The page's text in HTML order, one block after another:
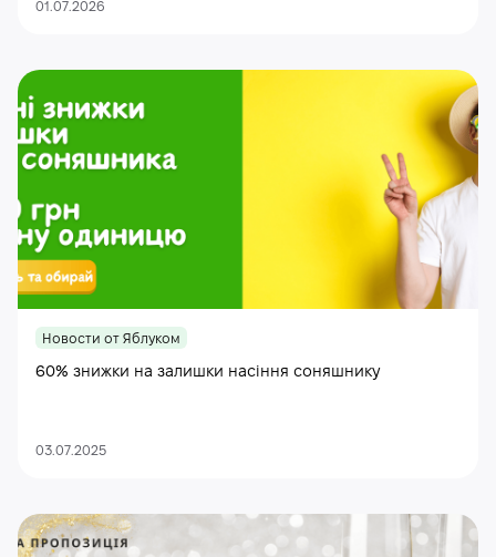
01.07.2026
Новости от Яблуком
60% знижки на залишки насіння соняшнику
03.07.2025